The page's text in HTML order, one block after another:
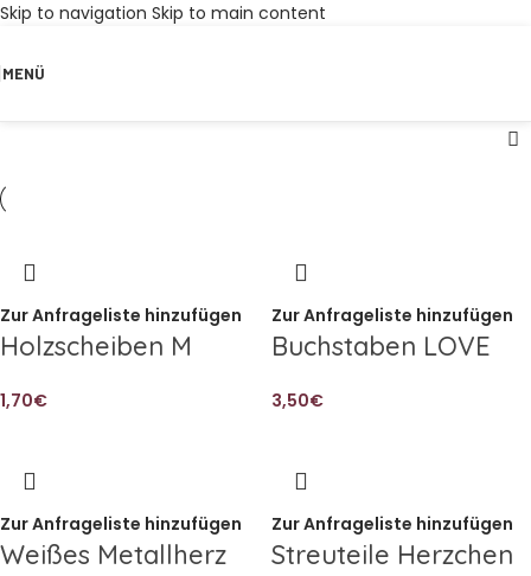
Skip to navigation Skip to main content
MENÜ
Zur Anfrageliste hinzufügen
Holzscheiben M
1,70€
Zur Anfrageliste hinzufügen
Buchstaben LOVE
3,50€
Zur Anfrageliste hinzufügen
Weißes Metallherz
Zur Anfrageliste hinzufügen
Streuteile Herzchen